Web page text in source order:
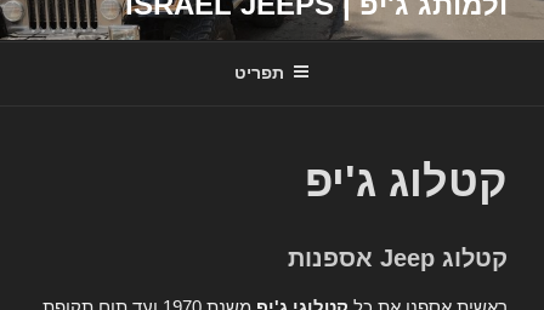
תפריט
קטלוג ג'יפ
קטלוג Jeep אספנות